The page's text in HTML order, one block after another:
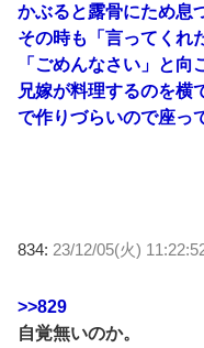
かぶると露骨にため息
その時も「言ってくれ
「ごめんなさい」と向
兄嫁が料理するのを横
で作りづらいので座っ
834: 23/12/05(火)
>>829
自覚無いのか。